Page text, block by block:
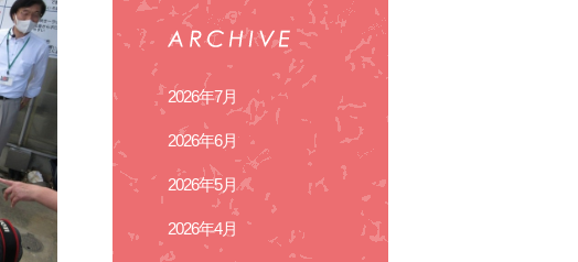
2026年7月
2026年6月
2026年5月
2026年4月